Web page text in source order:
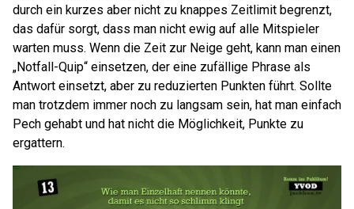
durch ein kurzes aber nicht zu knappes Zeitlimit begrenzt,
das dafür sorgt, dass man nicht ewig auf alle Mitspieler
warten muss. Wenn die Zeit zur Neige geht, kann man einen
„Notfall-Quip“ einsetzen, der eine zufällige Phrase als
Antwort einsetzt, aber zu reduzierten Punkten führt. Sollte
man trotzdem immer noch zu langsam sein, hat man einfach
Pech gehabt und hat nicht die Möglichkeit, Punkte zu
ergattern.